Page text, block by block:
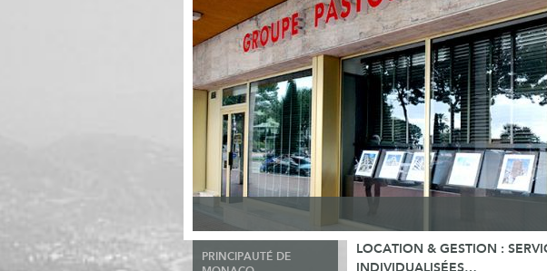
PRINCIPAUTÉ DE
LOCATION & GESTION :